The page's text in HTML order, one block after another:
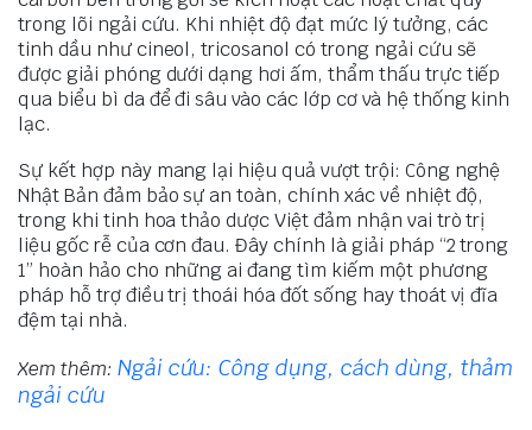
trong lõi ngải cứu. Khi nhiệt độ đạt mức lý tưởng, các
tinh dầu như cineol, tricosanol có trong ngải cứu sẽ
được giải phóng dưới dạng hơi ấm, thẩm thấu trực tiếp
qua biểu bì da để đi sâu vào các lớp cơ và hệ thống kinh
lạc.
Sự kết hợp này mang lại hiệu quả vượt trội: Công nghệ
Nhật Bản đảm bảo sự an toàn, chính xác về nhiệt độ,
trong khi tinh hoa thảo dược Việt đảm nhận vai trò trị
liệu gốc rễ của cơn đau. Đây chính là giải pháp “2 trong
1” hoàn hảo cho những ai đang tìm kiếm một phương
pháp hỗ trợ điều trị thoái hóa đốt sống hay thoát vị đĩa
đệm tại nhà.
Xem thêm: Ngải cứu: Công dụng, cách dùng, thảm
ngải cứu